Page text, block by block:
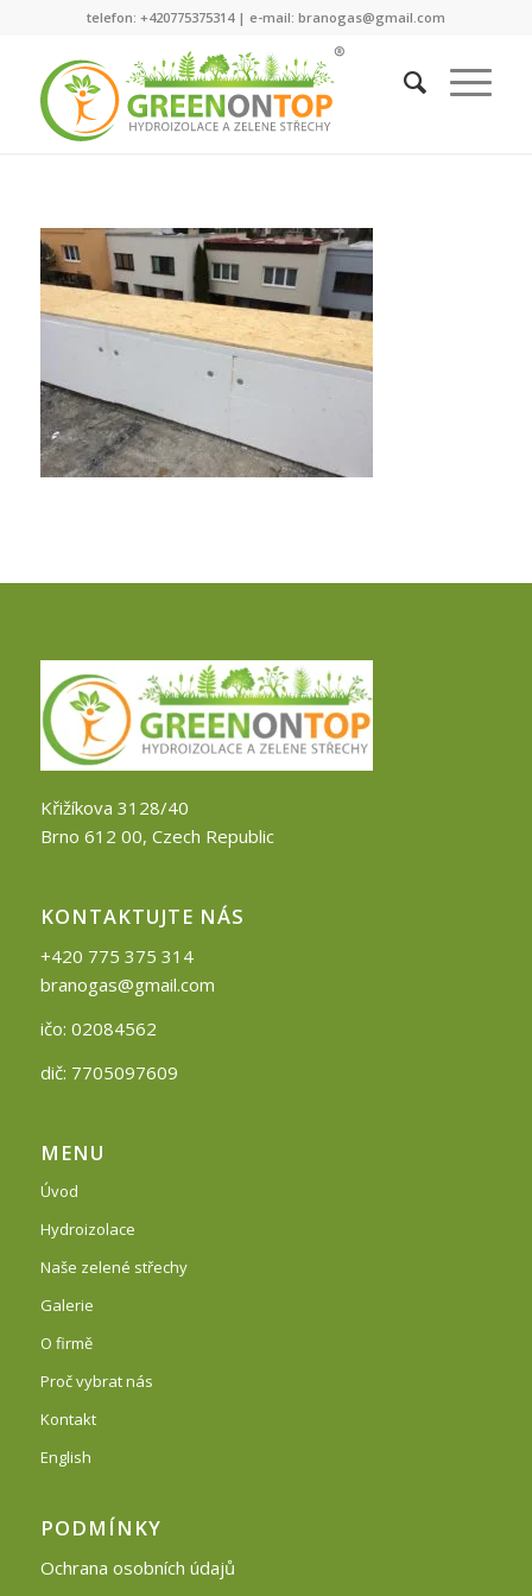
telefon: +420775375314 | e-mail: branogas@gmail.com
Křižíkova 3128/40
Brno 612 00, Czech Republic
KONTAKTUJTE NÁS
+420 775 375 314
branogas@gmail.com
ičo: 02084562
dič: 7705097609
MENU
Úvod
Hydroizolace
Naše zelené střechy
Galerie
O firmě
Proč vybrat nás
Kontakt
English
PODMÍNKY
Ochrana osobních údajů